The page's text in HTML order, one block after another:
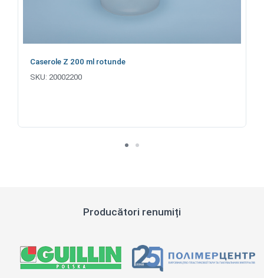
Caserole Z 200 ml rotunde
SKU: 20002200
Producători renumiți